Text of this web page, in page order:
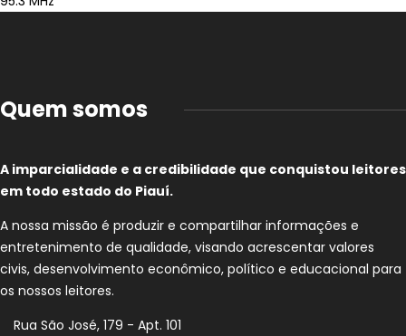
Quem somos
A imparcialidade e a credibilidade que conquistou leitores
em todo estado do Piauí.
A nossa missão é produzir e compartilhar informações e
entretenimento de qualidade, visando acrescentar valores
civis, desenvolvimento econômico, político e educacional para
os nossos leitores.
Rua São José, 179 - Apt. 101